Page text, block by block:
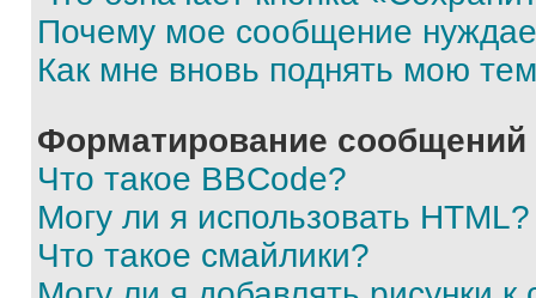
Почему мое сообщение
Как мне вновь поднять мою
Форматирование
Что такое BBCode?
Могу ли я использовать HTML?
Что такое смайлики?